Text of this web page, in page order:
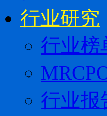
行业研究
行业榜
行业报